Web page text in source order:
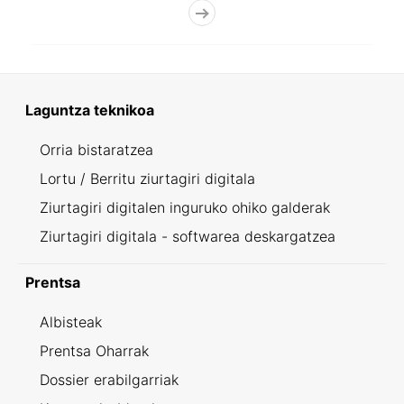
Laguntza teknikoa
Orria bistaratzea
Lortu / Berritu ziurtagiri digitala
Ziurtagiri digitalen inguruko ohiko galderak
Ziurtagiri digitala - softwarea deskargatzea
Prentsa
Albisteak
Prentsa Oharrak
Dossier erabilgarriak